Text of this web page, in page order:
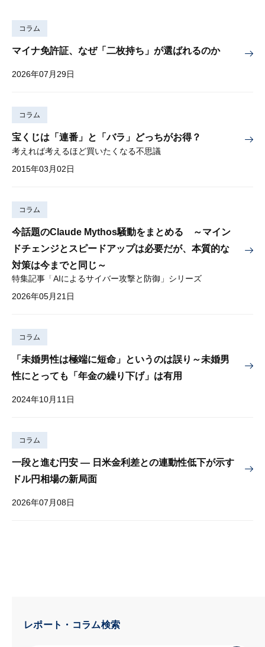
コラム
マイナ免許証、なぜ「二枚持ち」が選ばれるのか
2026年07月29日
コラム
宝くじは「連番」と「バラ」どっちがお得？
考えれば考えるほど買いたくなる不思議
2015年03月02日
コラム
今話題のClaude Mythos騒動をまとめる ～マイン
ドチェンジとスピードアップは必要だが、本質的な
対策は今までと同じ～
特集記事「AIによるサイバー攻撃と防御」シリーズ
2026年05月21日
コラム
「未婚男性は極端に短命」というのは誤り～未婚男
性にとっても「年金の繰り下げ」は有用
2024年10月11日
コラム
一段と進む円安 — 日米金利差との連動性低下が示す
ドル円相場の新局面
2026年07月08日
レポート・コラム検索